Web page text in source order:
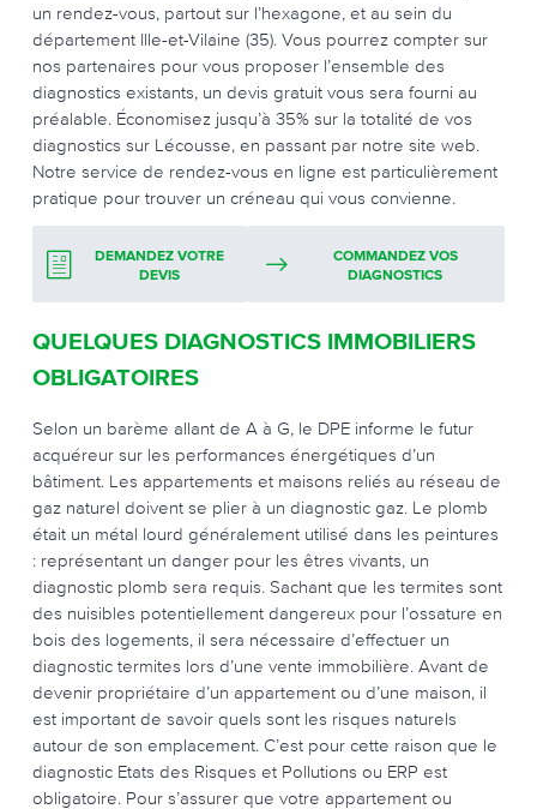
un rendez-vous, partout sur l’hexagone, et au sein du
département Ille-et-Vilaine (35). Vous pourrez compter sur
nos partenaires pour vous proposer l’ensemble des
diagnostics existants, un devis gratuit vous sera fourni au
préalable. Économisez jusqu’à 35% sur la totalité de vos
diagnostics sur Lécousse, en passant par notre site web.
Notre service de rendez-vous en ligne est particulièrement
pratique pour trouver un créneau qui vous convienne.
DEMANDEZ VOTRE
DEVIS
COMMANDEZ VOS
DIAGNOSTICS
QUELQUES DIAGNOSTICS IMMOBILIERS
OBLIGATOIRES
Selon un barème allant de A à G, le DPE informe le futur
acquéreur sur les performances énergétiques d’un
bâtiment. Les appartements et maisons reliés au réseau de
gaz naturel doivent se plier à un diagnostic gaz. Le plomb
était un métal lourd généralement utilisé dans les peintures
: représentant un danger pour les êtres vivants, un
diagnostic plomb sera requis. Sachant que les termites sont
des nuisibles potentiellement dangereux pour l’ossature en
bois des logements, il sera nécessaire d’effectuer un
diagnostic termites lors d’une vente immobilière. Avant de
devenir propriétaire d’un appartement ou d’une maison, il
est important de savoir quels sont les risques naturels
autour de son emplacement. C’est pour cette raison que le
diagnostic Etats des Risques et Pollutions ou ERP est
obligatoire. Pour s’assurer que votre appartement ou